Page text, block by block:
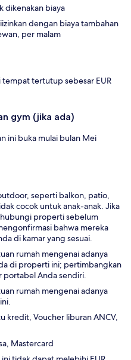
dikenakan biaya
dengan biaya tambahan
per malam
tempat tertutup sebesar EUR
gym (jika ada)
ini buka mulai bulan Mei
seperti balkon, patio,
cocok untuk anak-anak. Jika
properti sebelum
bahwa mereka
di kamar yang sesuai.
rumah mengenai adanya
di properti ini; pertimbangkan
Anda sendiri.
rumah mengenai adanya
kredit, Voucher liburan ANCV,
Mastercard